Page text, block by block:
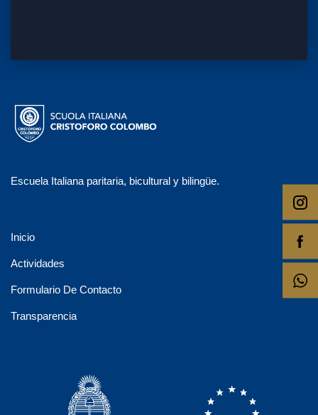
Escuela Italiana paritaria, bicultural y bilingüe.
Inicio
Actividades
Formulario De Contacto
Transparencia